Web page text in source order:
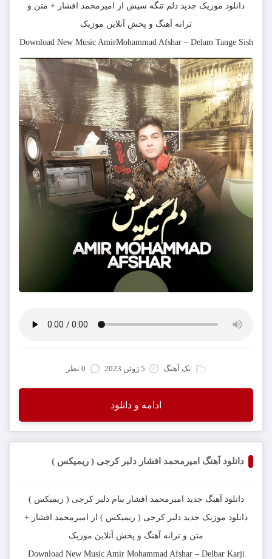
دانلود موزیک جدید دلم تنگه سیش از امیرمحمد افشار + متن و
ترانه آهنگ و پخش آنلاین موزیک
Download New Music AmirMohammad Afshar– Delam Tange Sish
تک آهنگ 5 ژوئن 2023 0 نظر
ادامه و دانلود
دانلود آهنگ امیرمحمد افشار دلبر کرجی ( ریمیکس )
دانلود آهنگ جدید امیرمحمد افشار بنامدلبر کرجی ( ریمیکس )
دانلود موزیک جدید دلبر کرجی ( ریمیکس ) از امیرمحمد افشار +
متن و ترانه آهنگ و پخش آنلاین موزیک
Download New Music Amir Mohammad Afshar– Delbar Karji